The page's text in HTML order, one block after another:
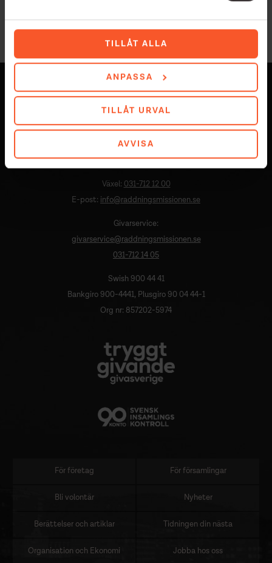
TILLÅT ALLA
ANPASSA
TILLÅT URVAL
AVVISA
Västra Hamngatan 7C
411 17 Göteborg
Växel: 031-712 12 00
E-post: info@raddningsmissionen.se
Givarservice:
givarservice@raddningsmissionen.se
031-712 14 05
Swish 900 44 41
Bankgiro 900-4441, Plusgiro 90 04 44-1
Org nr: 857202-5974
Sidomeny
För företag För församlingar
Bli volontär Nyheter
Berättelser och artiklar Tidningen din nästa
Organisation och Ekonomi Jobba hos oss